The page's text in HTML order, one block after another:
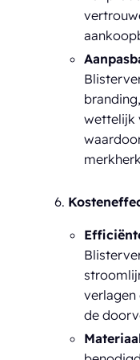
wettelijk
verlagen
de